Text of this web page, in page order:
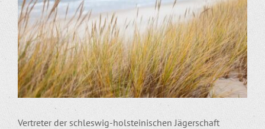
Vertreter der schleswig-holsteinischen Jägerschaft